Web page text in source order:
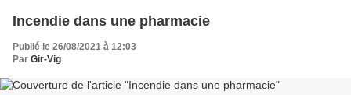
Incendie dans une pharmacie
Publié le 26/08/2021 à 12:03
Par Gir-Vig